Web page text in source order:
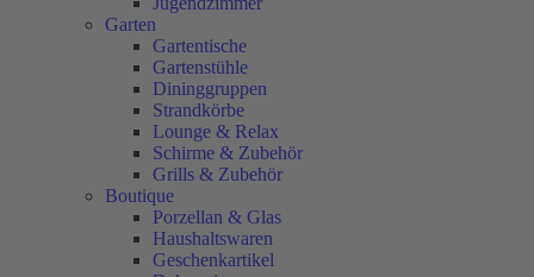
Garten
Gartentische
Gartenstühle
Dininggruppen
Strandkörbe
Lounge & Relax
Schirme & Zubehör
Grills & Zubehör
Boutique
Porzellan & Glas
Haushaltswaren
Geschenkartikel